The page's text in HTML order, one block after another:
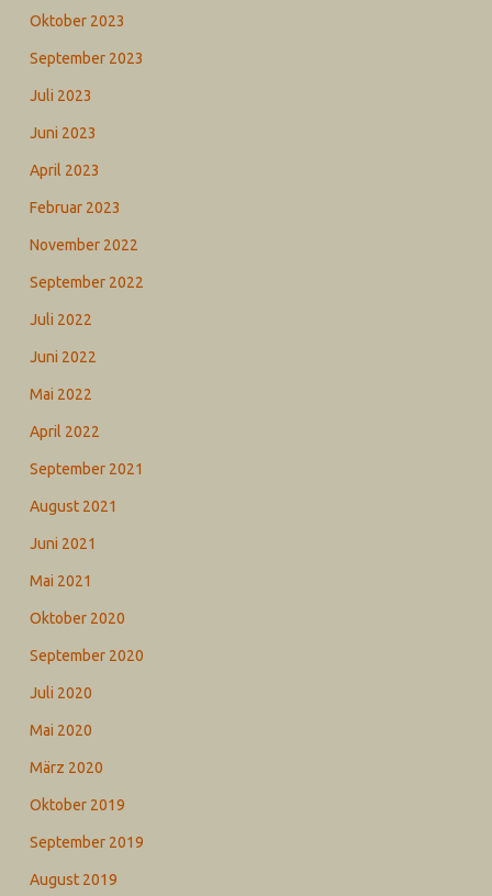
Oktober 2023
September 2023
Juli 2023
Juni 2023
April 2023
Februar 2023
November 2022
September 2022
Juli 2022
Juni 2022
Mai 2022
April 2022
September 2021
August 2021
Juni 2021
Mai 2021
Oktober 2020
September 2020
Juli 2020
Mai 2020
März 2020
Oktober 2019
September 2019
August 2019